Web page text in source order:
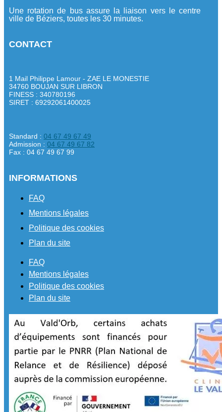
Une rotation de bus assure la liaison vers le centre
ville de Béziers, toutes les 30 minutes.
CONTACT
1 Mail Philippe Lamour - ZAE LE MONESTIE
34760 BOUJAN SUR LIBRON
FINESS : 340780196
SIRET : 69292061400025
Standard : 04 67 49 67 49
Admission : 04 67 49 67 82
Fax : 04 67 49 67 99
INFORMATIONS
FAQ
Mentions légales
Politique des cookies
Plan du site
FAQ
Mentions légales
Politique des cookies
Plan du site